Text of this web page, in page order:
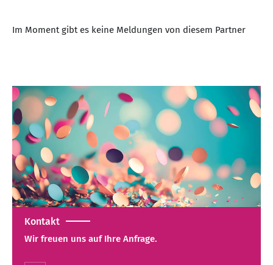
Im Moment gibt es keine Meldungen von diesem Partner
Kontakt
Wir freuen uns auf Ihre Anfrage.